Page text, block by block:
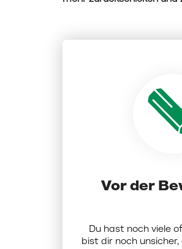
Vor der
Du hast noch viele
bist dir noch